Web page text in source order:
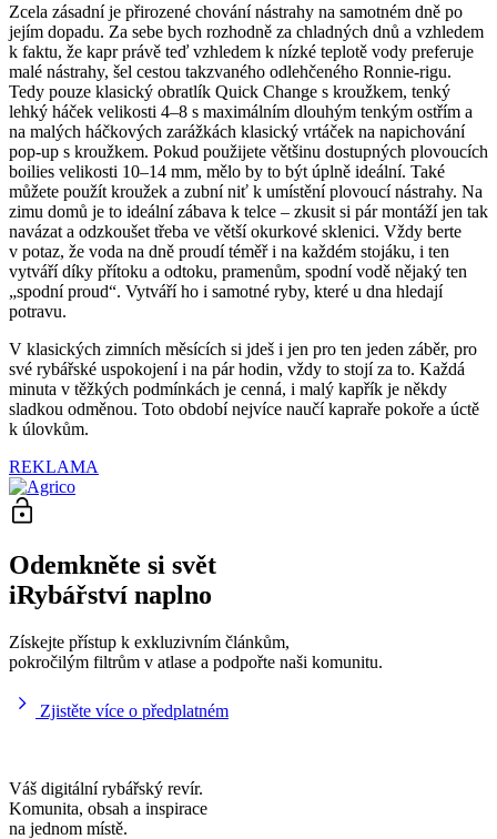
Zcela zásadní je přirozené chování nástrahy na samotném dně po
jejím dopadu. Za sebe bych rozhodně za chladných dnů a vzhledem
k faktu, že kapr právě teď vzhledem k nízké teplotě vody preferuje
malé nástrahy, šel cestou takzvaného odlehčeného Ronnie-rigu.
Tedy pouze klasický obratlík Quick Change s kroužkem, tenký
lehký háček velikosti 4–8 s maximálním dlouhým tenkým ostřím a
na malých háčkových zarážkách klasický vrtáček na napichování
pop-up s kroužkem. Pokud použijete většinu dostupných plovoucích
boilies velikosti 10–14 mm, mělo by to být úplně ideální. Také
můžete použít kroužek a zubní niť k umístění plovoucí nástrahy. Na
zimu domů je to ideální zábava k telce – zkusit si pár montáží jen tak
navázat a odzkoušet třeba ve větší okurkové sklenici. Vždy berte
v potaz, že voda na dně proudí téměř i na každém stojáku, i ten
vytváří díky přítoku a odtoku, pramenům, spodní vodě nějaký ten
„spodní proud“. Vytváří ho i samotné ryby, které u dna hledají
potravu.
V klasických zimních měsících si jdeš i jen pro ten jeden záběr, pro
své rybářské uspokojení i na pár hodin, vždy to stojí za to. Každá
minuta v těžkých podmínkách je cenná, i malý kapřík je někdy
sladkou odměnou. Toto období nejvíce naučí kapraře pokoře a úctě
k úlovkům.
REKLAMA
Odemkněte si svět
iRybářství naplno
Získejte přístup k exkluzivním článkům,
pokročilým filtrům v atlase a podpořte naši komunitu.
Zjistěte více o předplatném
Váš digitální rybářský revír.
Komunita, obsah a inspirace
na jednom místě.